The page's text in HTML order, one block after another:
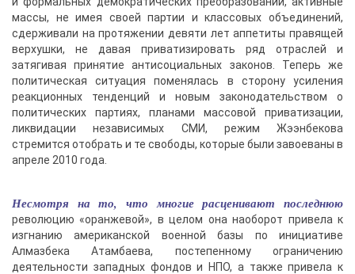
массы, не имея своей партии и классовых объединений,
сдерживали на протяжении девяти лет аппетиты правящей
верхушки, не давая приватизировать ряд отраслей и
затягивая принятие антисоциальных законов. Теперь же
политическая ситуация поменялась в сторону усиления
реакционных тенденций и новым законодательством о
политических партиях, планами массовой приватизации,
ликвидации независимых СМИ, режим Жээнбекова
стремится отобрать и те свободы, которые были завоеваны в
апреле 2010 года.
Несмотря на то, что многие расценивают последнюю
революцию «оранжевой», в целом она наоборот привела к
изгнанию американской военной базы по инициативе
Алмазбека Атамбаева, постепенному ограничению
деятельности западных фондов и НПО, а также привела к